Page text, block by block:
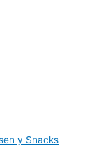
y Snacks